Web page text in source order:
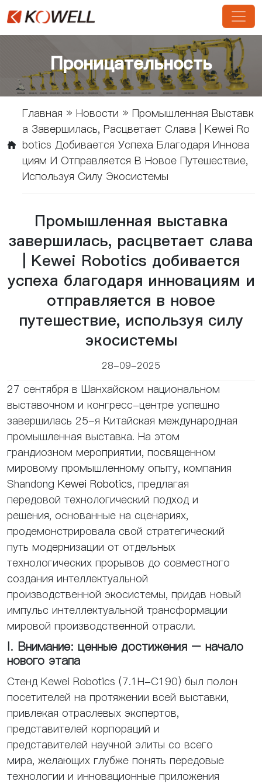
Проницательность
Главная » Новости » Промышленная Выставк
А Завершилась, Расцветает Слава | Kewei Ro
Botics Добивается Успеха Благодаря Иннова
Циям И Отправляется В Новое Путешествие,
Используя Силу Экосистемы
Промышленная выставка
завершилась, расцветает слава
| Kewei Robotics добивается
успеха благодаря инновациям и
отправляется в новое
путешествие, используя силу
экосистемы
28-09-2025
27 сентября в Шанхайском национальном
выставочном и конгресс-центре успешно
завершилась 25-я Китайская международная
промышленная выставка. На этом
грандиозном мероприятии, посвященном
мировому промышленному опыту, компания
Shandong Kewei Robotics, предлагая
передовой технологический подход и
решения, основанные на сценариях,
продемонстрировала свой стратегический
путь модернизации от отдельных
технологических прорывов до совместного
создания интеллектуальной
производственной экосистемы, придав новый
импульс интеллектуальной трансформации
мировой производственной отрасли.
I. Внимание: ценные достижения – начало
нового этапа
Стенд Kewei Robotics (7.1H-C190) был полон
посетителей на протяжении всей выставки,
привлекая отраслевых экспертов,
представителей корпораций и
представителей научной элиты со всего
мира, желающих глубже понять передовые
технологии и инновационные приложения